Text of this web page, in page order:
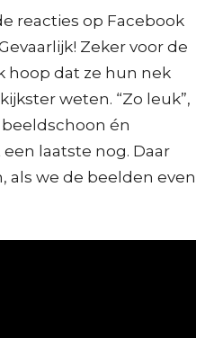
reacties op Facebook
Zeker voor de
hoop dat ze hun nek
weten. “Zo leuk”,
beeldschoon én
laatste nog. Daar
als we de beelden even